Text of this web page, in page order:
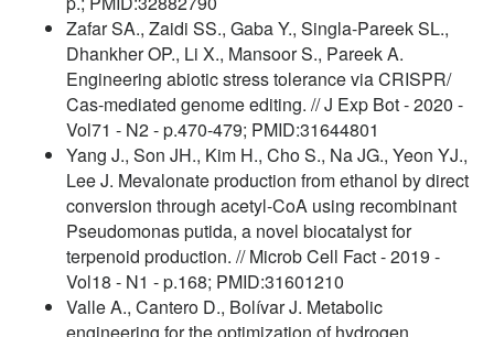
Zafar SA., Zaidi SS., Gaba Y., Singla-Pareek SL.,
Dhankher OP., Li X., Mansoor S., Pareek A.
Engineering abiotic stress tolerance via CRISPR/
Cas-mediated genome editing. // J Exp Bot - 2020 -
Vol71 - N2 - p.470-479; PMID:31644801
Yang J., Son JH., Kim H., Cho S., Na JG., Yeon YJ.,
Lee J. Mevalonate production from ethanol by direct
conversion through acetyl-CoA using recombinant
Pseudomonas putida, a novel biocatalyst for
terpenoid production. // Microb Cell Fact - 2019 -
Vol18 - N1 - p.168; PMID:31601210
Valle A., Cantero D., Bolívar J. Metabolic
engineering for the optimization of hydrogen